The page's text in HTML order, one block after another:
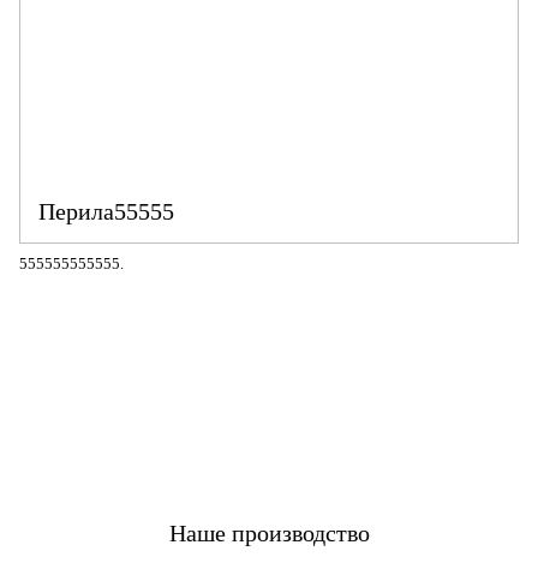
Перила55555
555555555555.
Наше производство